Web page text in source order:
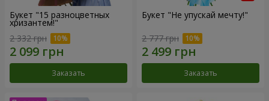
Букет "15 разноцветных
хризантем!"
2 332 грн
Заказать
Букет "Не упускай мечту!"
2 777 грн
Заказать